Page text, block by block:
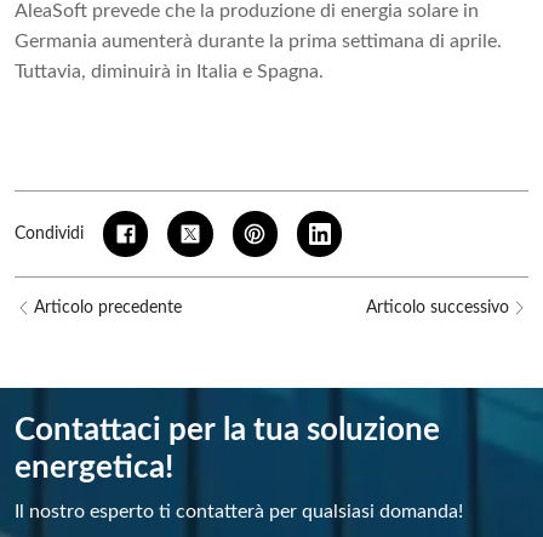
AleaSoft prevede che la produzione di energia solare in
Germania aumenterà durante la prima settimana di aprile.
Tuttavia, diminuirà in Italia e Spagna.
Condividi
Articolo precedente Articolo successivo
Contattaci per la tua soluzione
energetica!
Il nostro esperto ti contatterà per qualsiasi domanda!